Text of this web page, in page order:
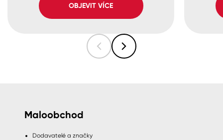
OBJEVIT VÍCE
Maloobchod
Dodavatelé a značky